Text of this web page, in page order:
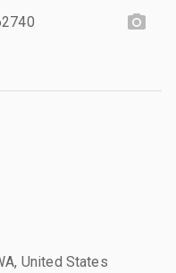
United States